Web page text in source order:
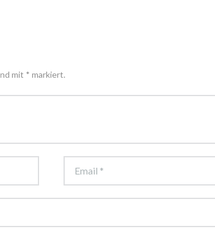
mit * markiert.